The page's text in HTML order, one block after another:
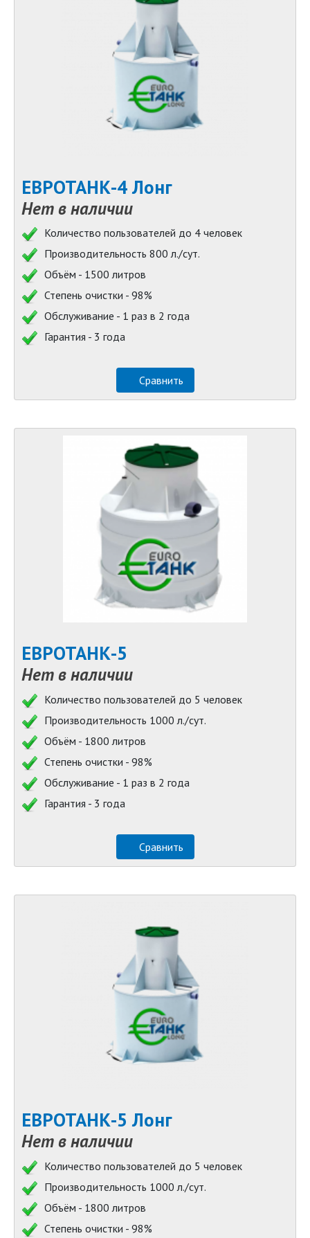
ЕВРОТАНК-4 Лонг
Нет в наличии
Количество пользователей до 4 человек
Производительность 800 л./сут.
Объём - 1500 литров
Степень очистки - 98%
Обслуживание - 1 раз в 2 года
Гарантия - 3 года
Сравнить
ЕВРОТАНК-5
Нет в наличии
Количество пользователей до 5 человек
Производительность 1000 л./сут.
Объём - 1800 литров
Степень очистки - 98%
Обслуживание - 1 раз в 2 года
Гарантия - 3 года
Сравнить
ЕВРОТАНК-5 Лонг
Нет в наличии
Количество пользователей до 5 человек
Производительность 1000 л./сут.
Объём - 1800 литров
Степень очистки - 98%